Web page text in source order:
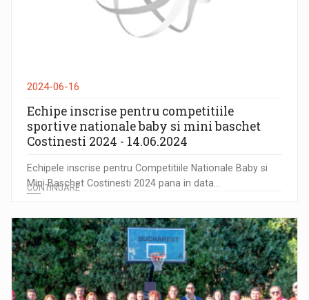
2024-06-16
Echipe inscrise pentru competitiile
sportive nationale baby si mini baschet
Costinesti 2024 - 14.06.2024
Echipele inscrise pentru Competitiile Nationale Baby si
Mini Baschet Costinesti 2024 pana in data...
CONTINUARE